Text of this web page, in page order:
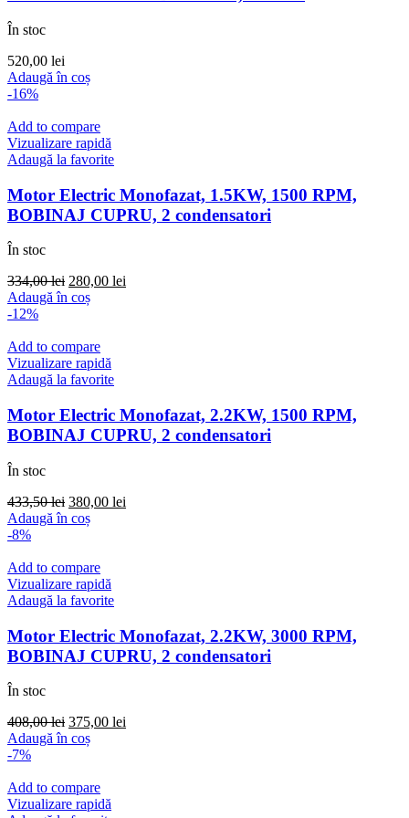
În stoc
520,00 lei
Adaugă în coș
-16%
Add to compare
Vizualizare rapidă
Adaugă la favorite
Motor Electric Monofazat, 1.5KW, 1500 RPM,
BOBINAJ CUPRU, 2 condensatori
În stoc
334,00lei Prețul
inițial
334,00 lei.
280,00 lei
Adaugă în coș
-12%
Add to compare
Vizualizare rapidă
Adaugă la favorite
Motor Electric Monofazat, 2.2KW, 1500 RPM,
BOBINAJ CUPRU, 2 condensatori
În stoc
433,50lei Prețul
inițial
433,50 lei.
380,00 lei
Adaugă în coș
-8%
Add to compare
Vizualizare rapidă
Adaugă la favorite
Motor Electric Monofazat, 2.2KW, 3000 RPM,
BOBINAJ CUPRU, 2 condensatori
În stoc
408,00lei Prețul
inițial
408,00 lei.
375,00 lei
Adaugă în coș
-7%
Add to compare
Vizualizare rapidă